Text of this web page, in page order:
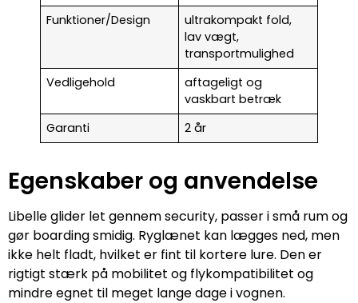
Funktioner/Design
ultrakompakt fold,
lav vægt,
transportmulighed
Vedligehold
aftageligt og
vaskbart betræk
Garanti
2 år
Egenskaber og anvendelse
Libelle glider let gennem security, passer i små rum og
gør boarding smidig. Ryglænet kan lægges ned, men
ikke helt fladt, hvilket er fint til kortere lure. Den er
rigtigt stærk på mobilitet og flykompatibilitet og
mindre egnet til meget lange dage i vognen.